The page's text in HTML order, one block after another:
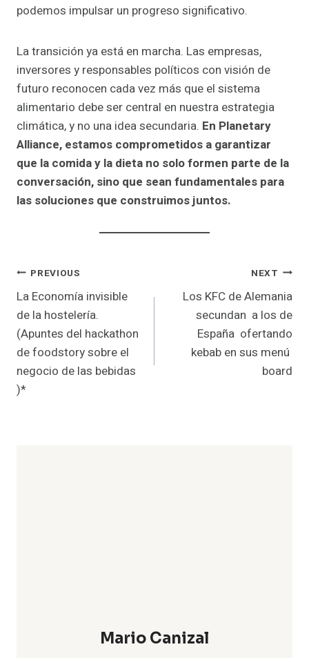
podemos impulsar un progreso significativo.
La transición ya está en marcha. Las empresas,
inversores y responsables políticos con visión de
futuro reconocen cada vez más que el sistema
alimentario debe ser central en nuestra estrategia
climática, y no una idea secundaria. En Planetary
Alliance, estamos comprometidos a garantizar
que la comida y la dieta no solo formen parte de la
conversación, sino que sean fundamentales para
las soluciones que construimos juntos.
Post
navigation
PREVIOUS
La Economía invisible
de la hostelería.
(Apuntes del hackathon
de foodstory sobre el
negocio de las bebidas
)*
NEXT
Los KFC de Alemania
secundan a los de
España ofertando
kebab en sus menú
board
Mario Canizal